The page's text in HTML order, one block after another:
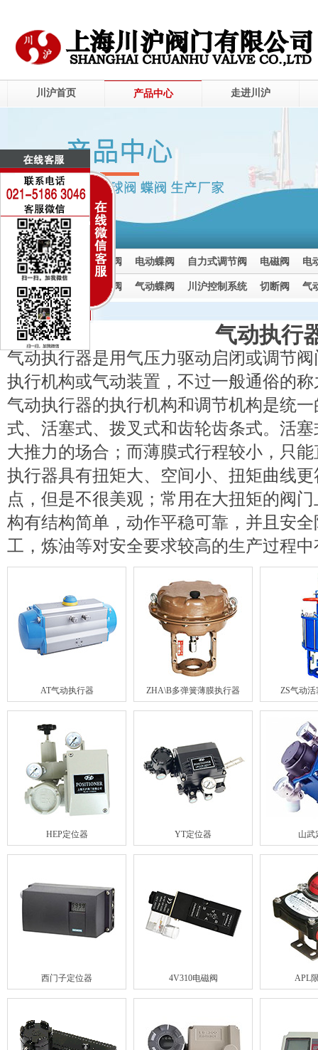
川沪首页 产品中心 走进川沪
电动调节阀 电动球阀 电动蝶阀 自力式调节阀 电磁阀 电
电动截止阀
气动调节阀 气动球阀 气动蝶阀 川沪控制系统 切断阀 气
气动截止阀
气动执行器
气动执行
气动执行器是用气压力驱动启闭或调节
执行机构或气动装置，不过一般通俗的
气动执行器的执行机构和调节机构是统
式、活塞式、拨叉式和齿轮齿条式。活
大推力的场合；而薄膜式行程较小，只
执行器具有扭矩大、空间小、扭矩曲线
点，但是不很美观；常用在大扭矩的阀
构有结构简单，动作平稳可靠，并且安
工，炼油等对安全要求较高的生产过程
AT气动执行器 ZHA\B多弹簧薄膜执行器 ZS气动
HEP定位器 YT定位器 山武
西门子定位器 4V310电磁阀 APL